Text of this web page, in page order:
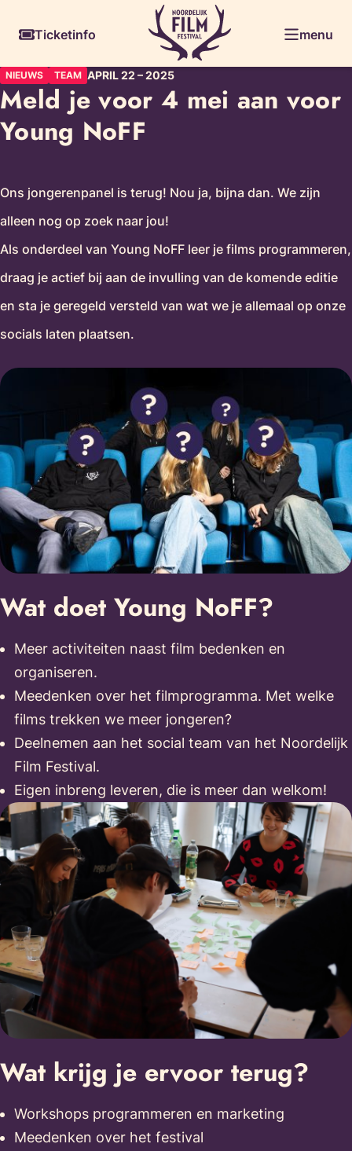
naar
inhoud
Ticketinfo
menu
NIEUWS TEAM APRIL 22 –2025
Meld je voor 4 mei aan voor
Young NoFF
Ons jongerenpanel is terug! Nou ja, bijna dan. We zijn
alleen nog op zoek naar jou!
Als onderdeel van Young NoFF leer je films programmeren,
draag je actief bij aan de invulling van de komende editie
en sta je geregeld versteld van wat we je allemaal op onze
socials laten plaatsen.
Wat doet Young NoFF?
Meer activiteiten naast film bedenken en
organiseren.
Meedenken over het filmprogramma. Met welke
films trekken we meer jongeren?
Deelnemen aan het social team van het Noordelijk
Film Festival.
Eigen inbreng leveren, die is meer dan welkom!
Wat krijg je ervoor terug?
Workshops programmeren en marketing
Meedenken over het festival